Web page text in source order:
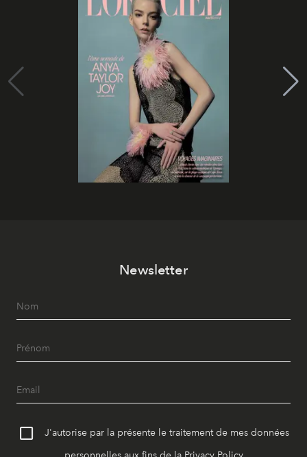
Newsletter
J'autorise par la présente le traitement de mes données